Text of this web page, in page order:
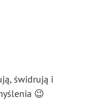
świdrują i
😉